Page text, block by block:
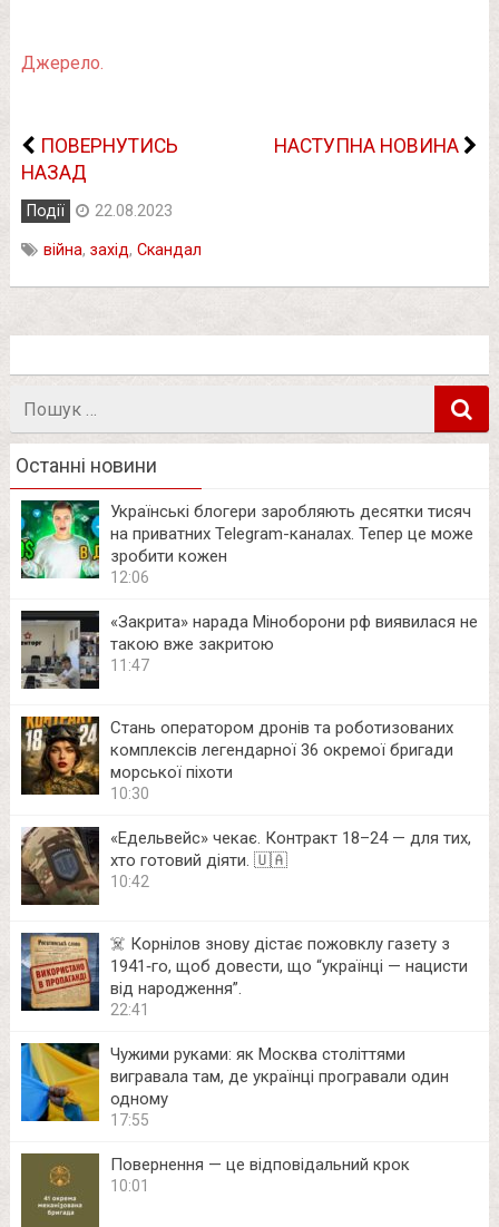
Джерело.
ПОВЕРНУТИСЬ
НАЗАД
НАСТУПНА НОВИНА
Події 22.08.2023
війна, захід, Скандал
Останні новини
Українські блогери заробляють десятки тисяч
на приватних Telegram-каналах. Тепер це може
зробити кожен
12:06
«Закрита» нарада Міноборони рф виявилася не
такою вже закритою
11:47
Стань оператором дронів та роботизованих
комплексів легендарної 36 окремої бригади
морської піхоти
10:30
«Едельвейс» чекає. Контракт 18–24 — для тих,
хто готовий діяти. 🇺🇦
10:42
☠️ Корнілов знову дістає пожовклу газету з
1941‑го, щоб довести, що “українці — нацисти
від народження”.
22:41
Чужими руками: як Москва століттями
вигравала там, де українці програвали один
одному
17:55
Повернення — це відповідальний крок
10:01